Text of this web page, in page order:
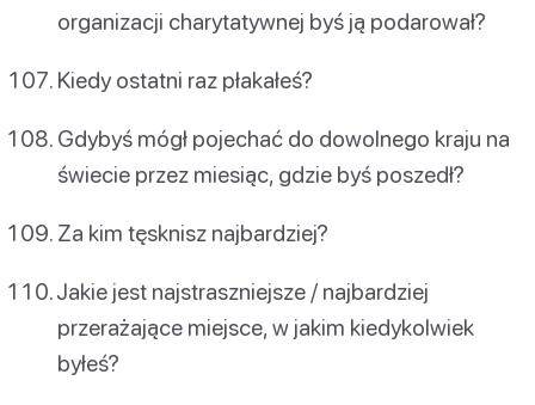
organizacji charytatywnej byś ją podarował?
Kiedy ostatni raz płakałeś?
Gdybyś mógł pojechać do dowolnego kraju na
świecie przez miesiąc, gdzie byś poszedł?
Za kim tęsknisz najbardziej?
Jakie jest najstraszniejsze / najbardziej
przerażające miejsce, w jakim kiedykolwiek
byłeś?